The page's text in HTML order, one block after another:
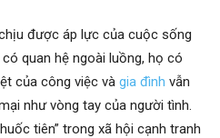
được áp lực của cuộc sống
quan hệ ngoài luồng, họ có
của công việc và gia đình vẫn
như vòng tay của người tình.
tiên” trong xã hội cạnh tranh